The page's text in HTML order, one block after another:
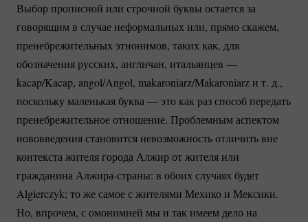
Выбор прописной или строчной буквы остается за
говорящим в случае неформальных или, прямо скажем,
пренебрежительных этнонимов, таких как, для
обозначения русских, англичан, итальянцев —
kacap/Kacap, angol/Angol, makaroniarz/Makaroniarz и т. д.,
поскольку маленькая буква — это как раз способ передать
пренебрежительное отношение. Проблемным аспектом
нововведения становится невозможность отличить вне
контекста жителя города Алжир от жителя или
гражданина Алжира-страны: в обоих случаях будет
Algierczyk; то же самое с жителями Мехико и Мексики.
Но, впрочем, с омонимией мы и так имеем дело на